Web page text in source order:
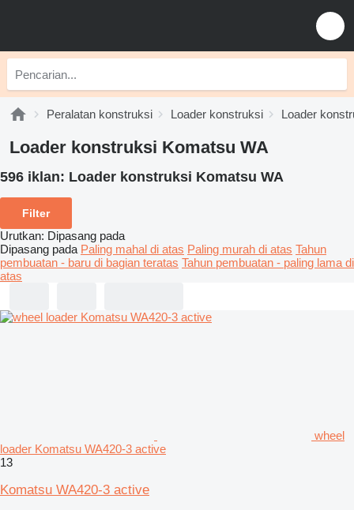
Peralatan konstruksi Loader konstruksi Loader
Loader konstruksi Komatsu WA
596 iklan: Loader konstruksi Komatsu WA
Filter
Urutkan: Dipasang pada
Dipasang pada Paling mahal di atas Paling murah di atas Tahun
pembuatan - baru di bagian teratas Tahun pembuatan - paling lama di
atas
wheel
loader Komatsu WA420-3 active
13
Komatsu WA420-3 active